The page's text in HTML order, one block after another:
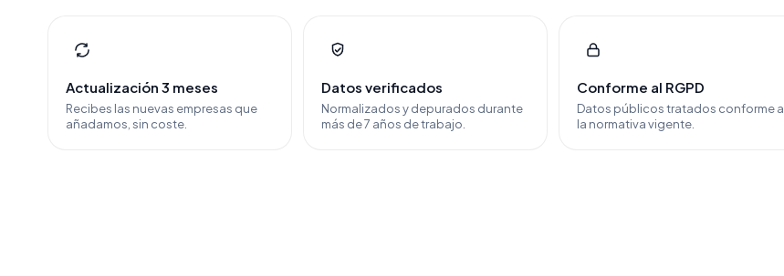
Actualización 3 meses
Recibes las nuevas empresas que
añadamos, sin coste.
Datos verificados
Normalizados y depurados durante
más de 7 años de trabajo.
Conforme al RGPD
Datos públicos tratados conforme a
la normativa vigente.